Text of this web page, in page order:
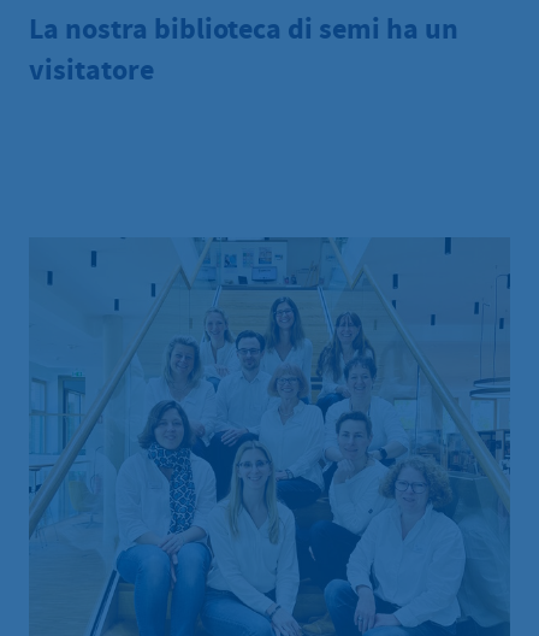
La nostra biblioteca di semi ha un
visitatore